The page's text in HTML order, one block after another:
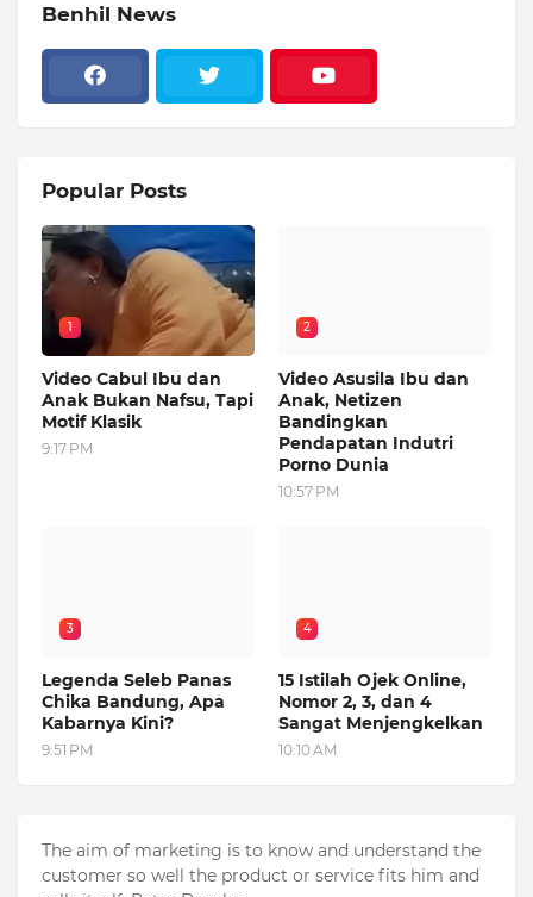
Benhil News
Popular Posts
1
Video Cabul Ibu dan
Anak Bukan Nafsu, Tapi
Motif Klasik
9:17 PM
2
Video Asusila Ibu dan
Anak, Netizen
Bandingkan
Pendapatan Indutri
Porno Dunia
10:57 PM
3
Legenda Seleb Panas
Chika Bandung, Apa
Kabarnya Kini?
9:51 PM
4
15 Istilah Ojek Online,
Nomor 2, 3, dan 4
Sangat Menjengkelkan
10:10 AM
The aim of marketing is to know and understand the
customer so well the product or service fits him and